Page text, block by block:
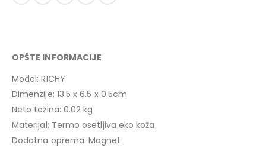
OPŠTE INFORMACIJE
Model: RICHY
Dimenzije: 13.5 x 6.5 x 0.5cm
Neto težina: 0.02 kg
Materijal: Termo osetljiva eko koža
Dodatna oprema: Magnet